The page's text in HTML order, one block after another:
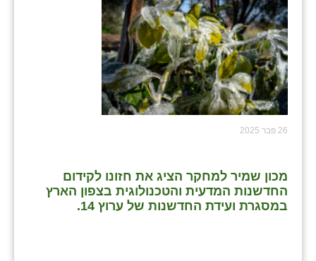
26 פבר 2025
מכון שמיר למחקר הציג את חזונו לקידום
החדשנות המדעית והטכנולוגית בצפון הארץ
במסגרת ועידת החדשנות של ערוץ 14.